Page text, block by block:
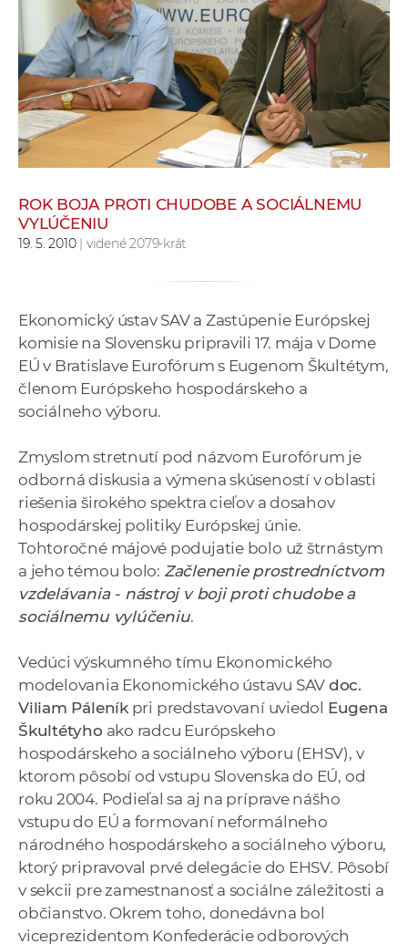
e
v
p
o
v
h
a
p
o
v
k
o
c
V
ROK BOJA PROTI CHUDOBE A SOCIÁLNEMU
VYLÚČENIU
19. 5. 2010| videné 2079-krát
Ekonomický ústav SAV a Zastúpenie Európskej
komisie na Slovensku pripravili 17. mája v Dome
EÚ v Bratislave Eurofórum s Eugenom Škultétym,
členom Európskeho hospodárskeho a
sociálneho výboru.
Zmyslom stretnutí pod názvom Eurofórum je
odborná diskusia a výmena skúseností v oblasti
riešenia širokého spektra cieľov a dosahov
hospodárskej politiky Európskej únie.
Tohtoročné májové podujatie bolo už štrnástym
a jeho témou bolo: Začlenenie prostredníctvom
vzdelávania - nástroj v boji proti chudobe a
sociálnemu vylúčeniu.
Vedúci výskumného tímu Ekonomického
modelovania Ekonomického ústavu SAV doc.
Viliam Páleníkpri predstavovaní uviedol Eugena
Škultétyho ako radcu Európskeho
hospodárskeho a sociálneho výboru (EHSV), v
ktorom pôsobí od vstupu Slovenska do EÚ, od
roku 2004. Podieľal sa aj na príprave nášho
vstupu do EÚ a formovaní neformálneho
národného hospodárskeho a sociálneho výboru,
ktorý pripravoval prvé delegácie do EHSV. Pôsobí
v sekcii pre zamestnanosť a sociálne záležitosti a
občianstvo. Okrem toho, donedávna bol
viceprezidentom Konfederácie odborových